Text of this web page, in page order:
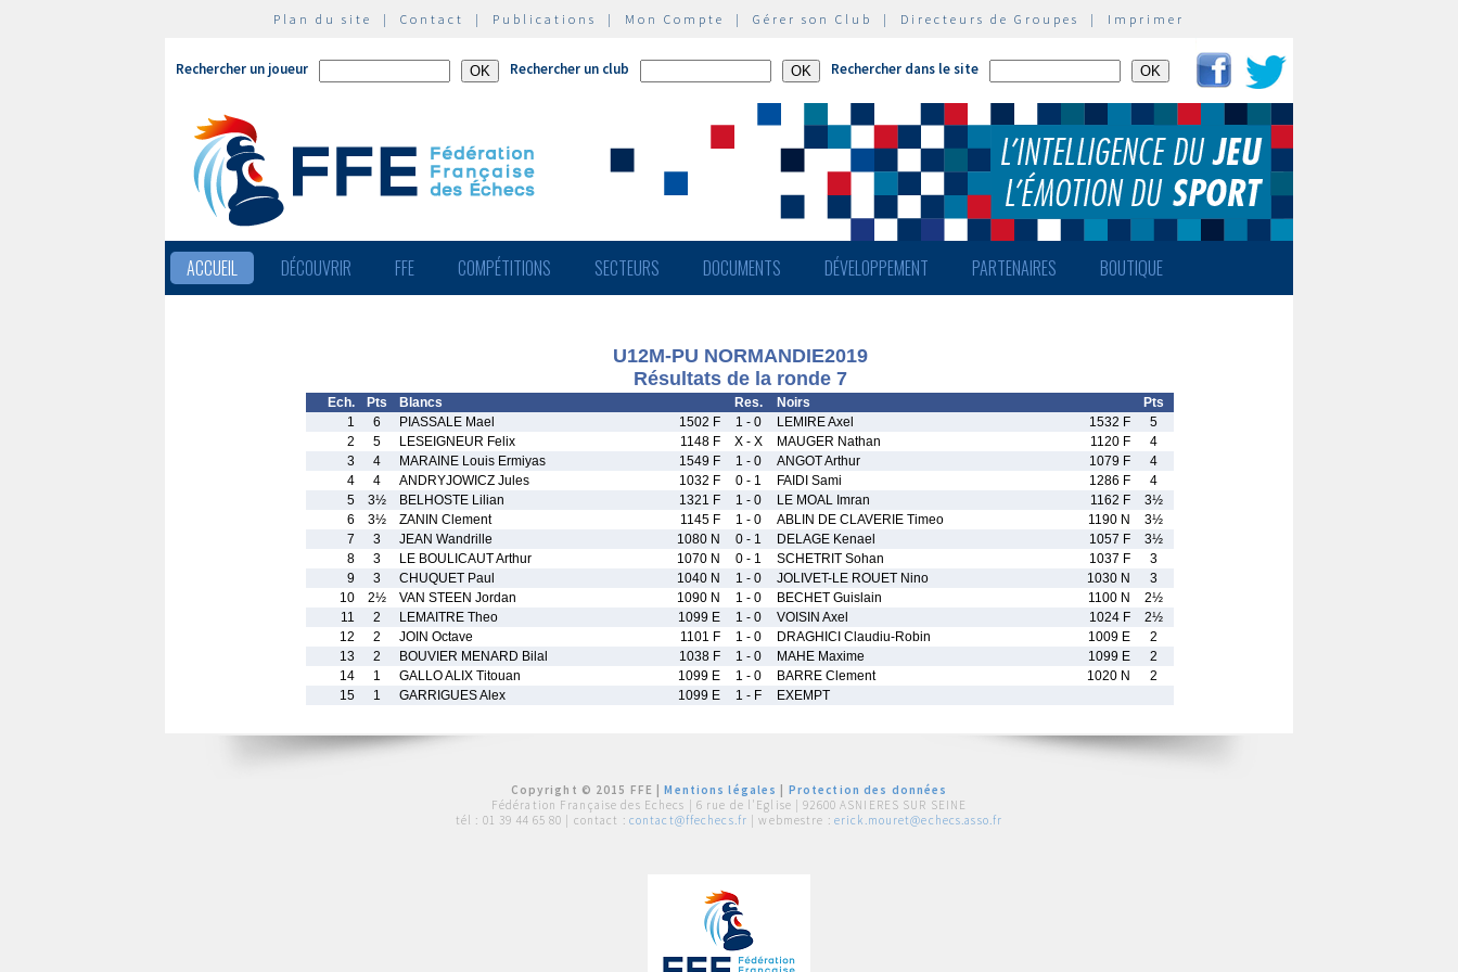
Plan du site | Contact | Publications | Mon Compte | Gérer son Club | Directeurs de Groupes | Imprimer
Rechercher un joueur Rechercher un club Rechercher dans le site
ACCUEIL DÉCOUVRIR FFE COMPÉTITIONS SECTEURS DOCUMENTS DÉVELOPPEMENT PARTENAIRES BOUTIQUE
U12M-PU NORMANDIE2019
Résultats de la ronde 7
Ech. Pts Blancs Res. Noirs
Pts
1
6 PIASSALE Mael 1502 F 1 - 0 LEMIRE Axel 1532 F
5
2
5 LESEIGNEUR Felix 1148 F X - X MAUGER Nathan 1120 F
4
3
4 MARAINE Louis Ermiyas 1549 F 1 - 0 ANGOT Arthur 1079 F
4
4
4 ANDRYJOWICZ Jules 1032 F 0 - 1 FAIDI Sami 1286 F
4
5
3½ BELHOSTE Lilian 1321 F 1 - 0 LE MOAL Imran 1162 F
3½
6
3½ ZANIN Clement 1145 F 1 - 0 ABLIN DE CLAVERIE Timeo 1190 N
3½
7
3 JEAN Wandrille 1080 N 0 - 1 DELAGE Kenael 1057 F
3½
8
3 LE BOULICAUT Arthur 1070 N 0 - 1 SCHETRIT Sohan 1037 F
3
9
3 CHUQUET Paul 1040 N 1 - 0 JOLIVET-LE ROUET Nino 1030 N
3
10
2½ VAN STEEN Jordan 1090 N 1 - 0 BECHET Guislain 1100 N
2½
11
2 LEMAITRE Theo 1099 E 1 - 0 VOISIN Axel 1024 F
2½
12
2 JOIN Octave 1101 F 1 - 0 DRAGHICI Claudiu-Robin 1009 E
2
13
2 BOUVIER MENARD Bilal 1038 F 1 - 0 MAHE Maxime 1099 E
2
14
1 GALLO ALIX Titouan 1099 E 1 - 0 BARRE Clement 1020 N
2
15
1 GARRIGUES Alex 1099 E 1 - F EXEMPT
Copyright © 2015 FFE |Mentions légales
Protection des données
Fédération Française des Echecs | 6 rue de l'Eglise | 92600 ASNIERES SUR SEINE
tél : 01 39 44 65 80 | contact : contact@ffechecs.fr | webmestre : erick.mouret@echecs.asso.fr